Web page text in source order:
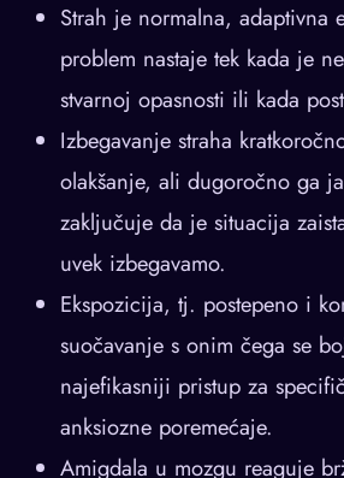
Strah je normalna, adaptivna
problem nastaje tek kada je
stvarnoj opasnosti ili kada
Izbegavanje straha
olakšanje, ali dugoročno ga
zaključuje da je situacija
uvek izbegavamo.
Ekspozicija, tj. postepeno i
suočavanje s onim čega se
najefikasniji pristup za
anksiozne poremećaje.
Amigdala u mozgu reaguje